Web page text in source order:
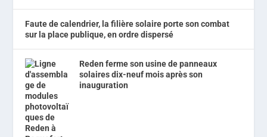
Faute de calendrier, la filière solaire porte son combat
sur la place publique, en ordre dispersé
Reden ferme son usine de panneaux
solaires dix-neuf mois après son
inauguration